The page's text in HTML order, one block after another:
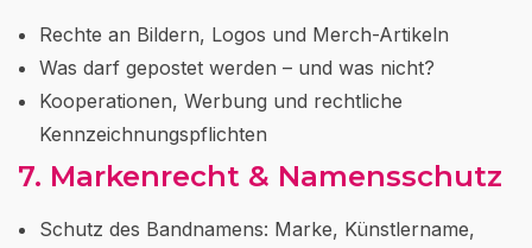
Rechte an Bildern, Logos und Merch-Artikeln
Was darf gepostet werden – und was nicht?
Kooperationen, Werbung und rechtliche
Kennzeichnungspflichten
7. Markenrecht & Namensschutz
Schutz des Bandnamens: Marke, Künstlername,